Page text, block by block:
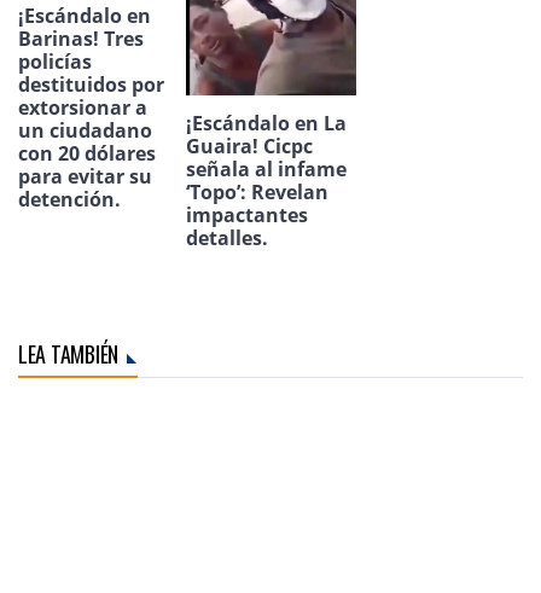
¡Escándalo en
Barinas! Tres
policías
destituidos por
extorsionar a
un ciudadano
con 20 dólares
para evitar su
detención.
¡Escándalo en La
Guaira! Cicpc
señala al infame
‘Topo’: Revelan
impactantes
detalles.
LEA TAMBIÉN